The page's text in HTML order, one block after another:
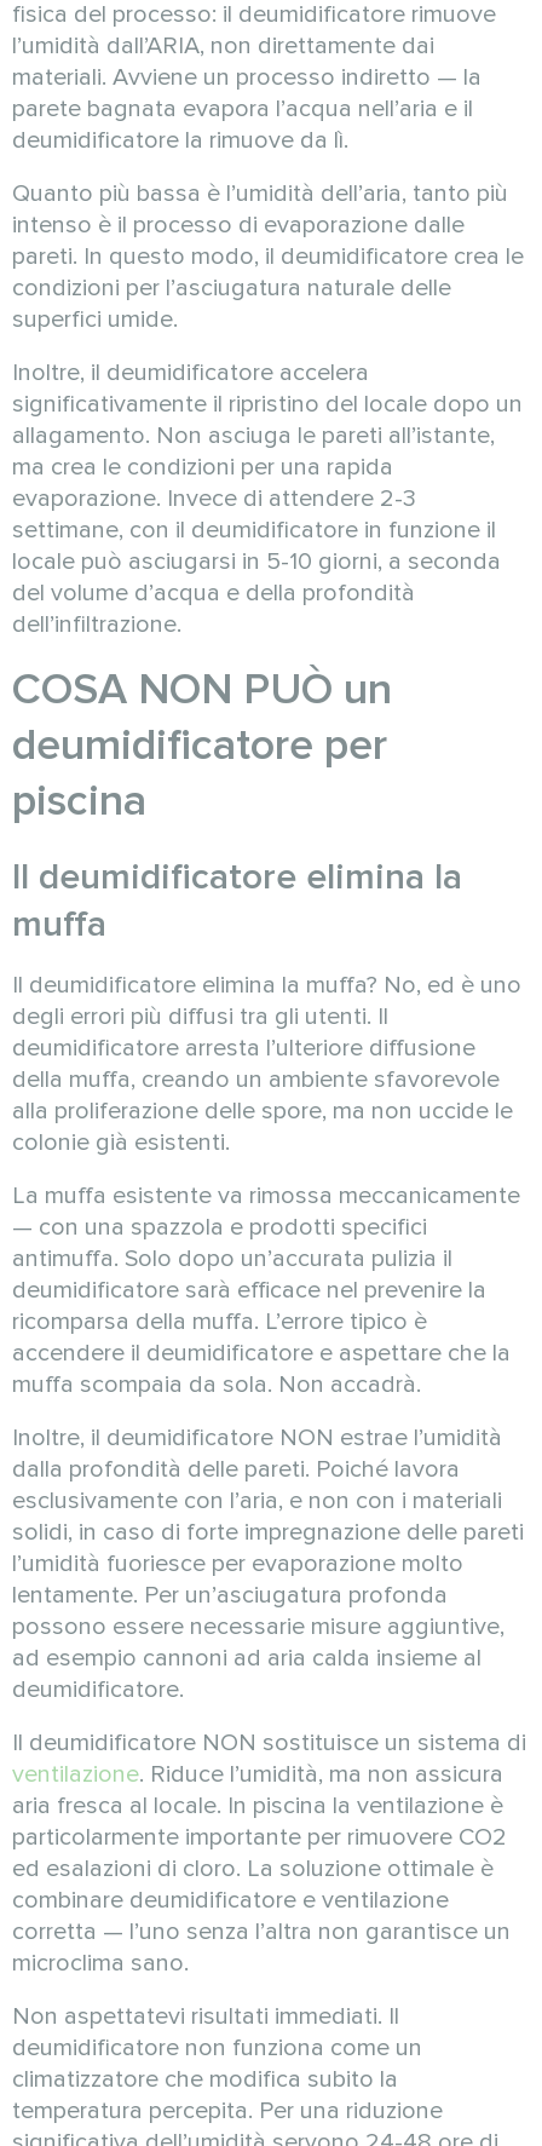
fisica del processo: il deumidificatore rimuove
l’umidità dall’ARIA, non direttamente dai
materiali. Avviene un processo indiretto — la
parete bagnata evapora l’acqua nell’aria e il
deumidificatore la rimuove da lì.
Quanto più bassa è l’umidità dell’aria, tanto più
intenso è il processo di evaporazione dalle
pareti. In questo modo, il deumidificatore crea le
condizioni per l’asciugatura naturale delle
superfici umide.
Inoltre, il deumidificatore accelera
significativamente il ripristino del locale dopo un
allagamento. Non asciuga le pareti all’istante,
ma crea le condizioni per una rapida
evaporazione. Invece di attendere 2-3
settimane, con il deumidificatore in funzione il
locale può asciugarsi in 5-10 giorni, a seconda
del volume d’acqua e della profondità
dell’infiltrazione.
COSA NON PUÒ un
deumidificatore per
piscina
Il deumidificatore elimina la
muffa
Il deumidificatore elimina la muffa? No, ed è uno
degli errori più diffusi tra gli utenti. Il
deumidificatore arresta l’ulteriore diffusione
della muffa, creando un ambiente sfavorevole
alla proliferazione delle spore, ma non uccide le
colonie già esistenti.
La muffa esistente va rimossa meccanicamente
— con una spazzola e prodotti specifici
antimuffa. Solo dopo un’accurata pulizia il
deumidificatore sarà efficace nel prevenire la
ricomparsa della muffa. L’errore tipico è
accendere il deumidificatore e aspettare che la
muffa scompaia da sola. Non accadrà.
Inoltre, il deumidificatore NON estrae l’umidità
dalla profondità delle pareti. Poiché lavora
esclusivamente con l’aria, e non con i materiali
solidi, in caso di forte impregnazione delle pareti
l’umidità fuoriesce per evaporazione molto
lentamente. Per un’asciugatura profonda
possono essere necessarie misure aggiuntive,
ad esempio cannoni ad aria calda insieme al
deumidificatore.
Il deumidificatore NON sostituisce un sistema di
ventilazione. Riduce l’umidità, ma non assicura
aria fresca al locale. In piscina la ventilazione è
particolarmente importante per rimuovere CO2
ed esalazioni di cloro. La soluzione ottimale è
combinare deumidificatore e ventilazione
corretta — l’uno senza l’altra non garantisce un
microclima sano.
Non aspettatevi risultati immediati. Il
deumidificatore non funziona come un
climatizzatore che modifica subito la
temperatura percepita. Per una riduzione